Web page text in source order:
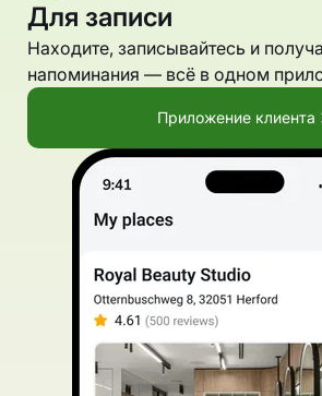
Для записи
Находите, записывайтесь и
напоминания — всё в одном
Приложение клиента